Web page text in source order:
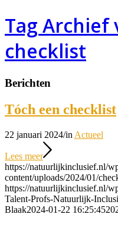
Tag Archief
checklist
Berichten
Tóch een checklist
22 januari 2024/in Actueel
Lees meer
https://natuurlijkinclusief.nl/
content/uploads/2024/01/
https://natuurlijkinclusief.nl/
Talent-Profs-Natuurlijk-
Blaak2024-01-22 16:25:45